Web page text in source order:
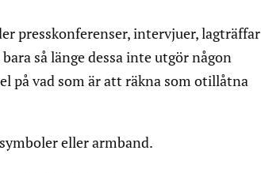
presskonferenser, intervjuer, lagträffar
så länge dessa inte utgör någon
på vad som är att räkna som otillåtna
eller armband.